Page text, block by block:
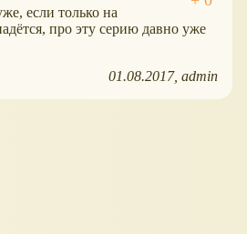
если только на
про эту серию давно уже
01.08.2017 admin